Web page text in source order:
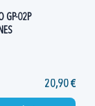
GP-02P
20,90 €